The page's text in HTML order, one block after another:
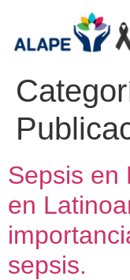
Sepsis en
en
sepsis.